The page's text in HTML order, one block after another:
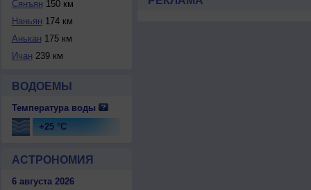
Сянъян 150 км
Наньян 174 км
Анькан 175 км
Ичан 239 км
ВОДОЕМЫ
Температура воды
+25 °C
АСТРОНОМИЯ
6 августа 2026